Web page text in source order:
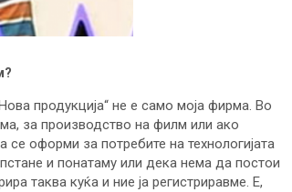
продукција“ не е само моја фирма. Во
за производство на филм или ако
се оформи за потребите на технологијата
и понатаму или дека нема да постои
таква куќа и ние ја регистриравме. Е,